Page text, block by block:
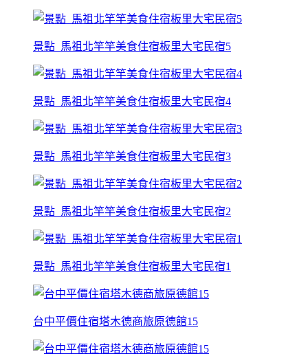
景點_馬祖北竿竿美食住宿板里大宅民宿5
景點_馬祖北竿竿美食住宿板里大宅民宿4
景點_馬祖北竿竿美食住宿板里大宅民宿3
景點_馬祖北竿竿美食住宿板里大宅民宿2
景點_馬祖北竿竿美食住宿板里大宅民宿1
台中平價住宿塔木德商旅原德館15